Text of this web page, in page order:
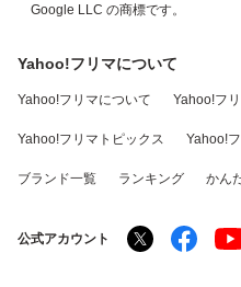
Google LLC の商標です。
Yahoo!フリマについて
Yahoo!フリマについて Yahoo!フ
Yahoo!フリマトピックス Yahoo!
ブランド一覧 ランキング かん
公式アカウント